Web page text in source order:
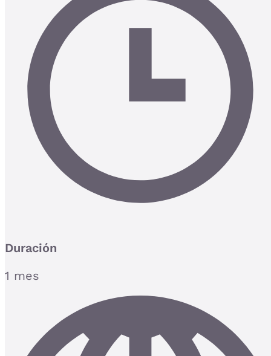
Duración
1 mes